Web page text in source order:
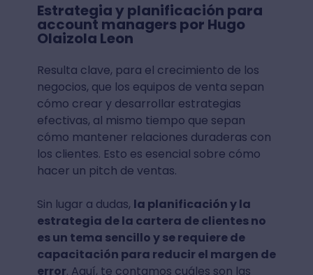
Estrategia y planificación para
account managers por Hugo
Olaizola Leon
Resulta clave, para el crecimiento de los
negocios, que los equipos de venta sepan
cómo crear y desarrollar estrategias
efectivas, al mismo tiempo que sepan
cómo mantener relaciones duraderas con
los clientes. Esto es esencial sobre cómo
hacer un pitch de ventas.
Sin lugar a dudas, la planificación y la
estrategia de la cartera de clientes no
es un tema sencillo y se requiere de
capacitación para reducir el margen de
error. Aquí, te contamos cuáles son las